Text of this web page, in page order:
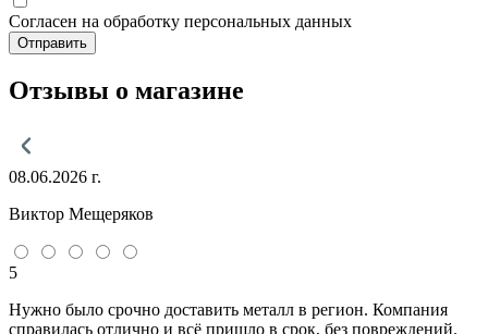
Согласен на обработку персональных данных
Отправить
Отзывы о магазине
08.06.2026 г.
Виктор Мещеряков
5
Нужно было срочно доставить металл в регион. Компания
справилась отлично и всё пришло в срок, без повреждений.